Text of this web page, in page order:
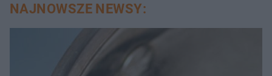
NAJNOWSZE NEWSY: